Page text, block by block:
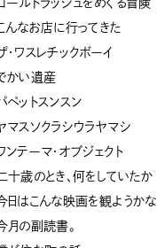
んなお店に行ってきた
・ワスレチックボーイ
かい遺産
ペットスンスン
マスソクラシウラヤマシ
ンテーマ・オブジェクト
十歳のとき、何をしていたか
日はこんな映画を観ようかな
月の副読書。